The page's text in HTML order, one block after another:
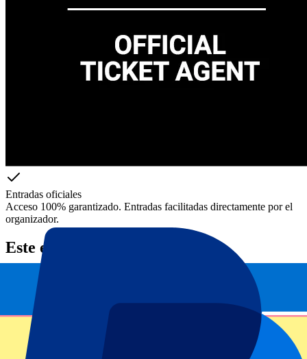
Entradas oficiales
Acceso 100% garantizado. Entradas facilitadas directamente por el
organizador.
Este evento está agotado
Suscríbete y recibe siempre todas las actualizaciones, ofertas y
mucho más!